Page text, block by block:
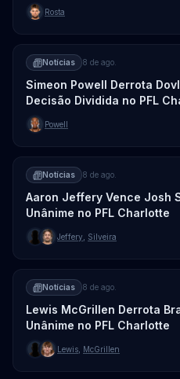
Rosta
Notícias 8 de ago.
Simeon Powell Derrota
Decisão Dividida no PFL
Powell
Notícias 8 de ago.
Aaron Jeffery Vence Josh
Unânime no PFL Charlotte
Jeffery Silveira
Notícias 8 de ago.
Lewis McGrillen Derrota
Unânime no PFL Charlotte
Lewis McGrillen